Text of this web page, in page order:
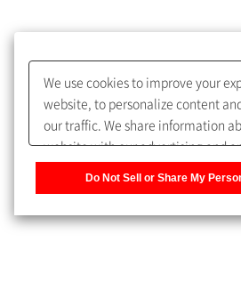
めします。
My SHIMADZU for Analyticalへ登録
取扱説明書・Webinarなどの閲覧が
うになります。
We use cookies to improve your
website, to personalize content
our traffic. We share information
website with our advertising and
Do Not Sell or Share My